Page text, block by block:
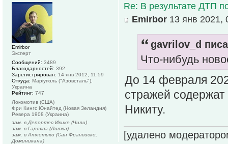
Re: В результате ДТП
Emirbor 13 янв 2021,
gavrilov_d
Что-нибудь
До 14 февраля
стражей
Никиту.
[удалено
Emirbor
Эксперт
Сообщений: 3489
Благодарностей: 392
Зарегистрирован: 14 янв 2012, 11:59
Откуда: Маріуполь ("Азовсталь"),
Украина
Рейтинг: 747
Локомотив (США)
Фри Кингс Юнайтед (Новая Зеландия)
Ревера 1908 (Украина)
зам. в Депортес Икике (Чили)
зам. в Гарлява (Литва)
зам. в Атлетико (Сан Франсиско,
Доминикана)